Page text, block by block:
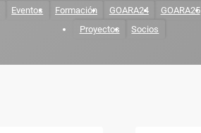
Eventos Formación GOARA24 GOARA25
Proyectos
Socios